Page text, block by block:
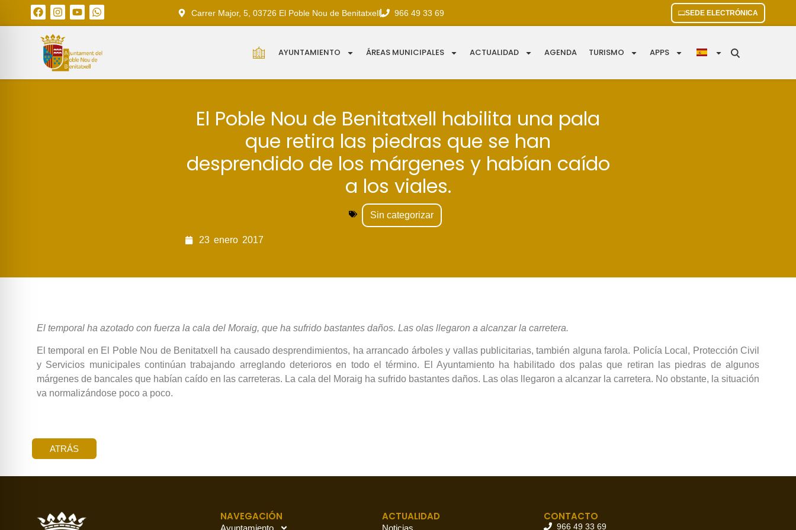
Carrer Major, 5, 03726 El Poble Nou de Benitatxell 966 49 33 69 SEDE ELECTRÓNICA
AYUNTAMIENTO ÁREAS MUNICIPALES ACTUALIDAD AGENDA TURISMO APPS
El Poble Nou de Benitatxell habilita una pala
que retira las piedras que se han
desprendido de los márgenes y habían caído
a los viales.
Sin categorizar
23 enero 2017
El temporal ha azotado con fuerza la cala del Moraig, que ha sufrido bastantes daños. Las olas llegaron a alcanzar la carretera.
El temporal en El Poble Nou de Benitatxell ha causado desprendimientos, ha arrancado árboles y vallas publicitarias, también alguna farola. Policía Local, Protección Civil
y Servicios municipales continúan trabajando arreglando deterioros en todo el término. El Ayuntamiento ha habilitado dos palas que retiran las piedras de algunos
márgenes de bancales que habían caído en las carreteras. La cala del Moraig ha sufrido bastantes daños. Las olas llegaron a alcanzar la carretera. No obstante, la situación
va normalizándose poco a poco.
ATRÁS
NAVEGACIÓN
Ayuntamiento
ACTUALIDAD
Noticias
CONTACTO
966 49 33 69